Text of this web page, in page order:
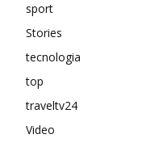
sport
Stories
tecnologia
top
traveltv24
Video